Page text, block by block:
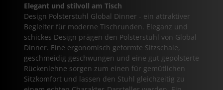
Elegant und stilvoll am Tisch
Design Polsterstuhl Global Dinner - ein attraktiver
Begleiter für moderne Tischrunden. Eleganz und
schickes Design prägen den Polsterstuhl von Global
Dinner. Eine ergonomisch geformte Sitzschale,
geschmeidig geschwungen und eine gut gepolsterte
Rückenlehne sorgen zum einen für gemütlichen
Sitzkomfort und lassen den Stuhl gleichzeitig zu